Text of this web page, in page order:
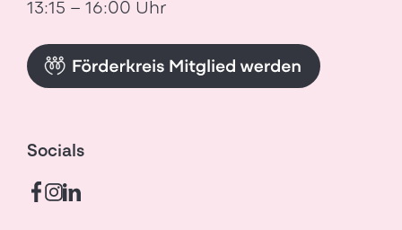
13:15 – 16:00 Uhr
Socials